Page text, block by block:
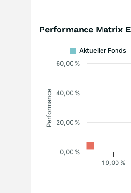
Performance Matrix
Performance
Aktueller Fonds
19,00 %
0,00 %
20,00 %
40,00 %
60,00 %